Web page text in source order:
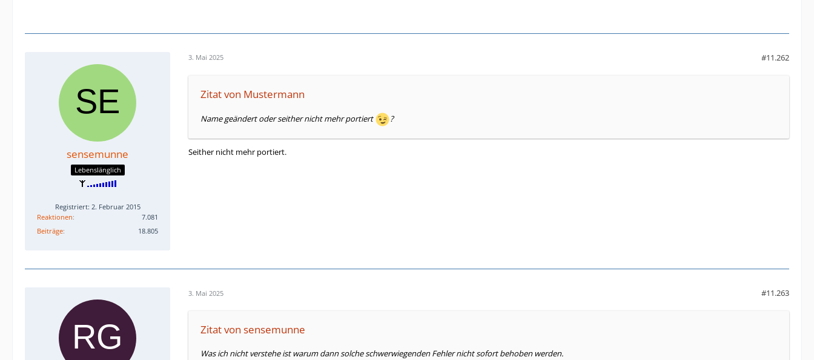
sensemunne
Lebenslänglich
Registriert: 2. Februar 2015
Reaktionen
7.081
Beiträge
18.805
3. Mai 2025 #11.262
Zitat von Mustermann
Name geändert oder seither nicht mehr portiert ?
Seither nicht mehr portiert.
3. Mai 2025 #11.263
Zitat von sensemunne
Was ich nicht verstehe ist warum dann solche schwerwiegenden Fehler nicht sofort behoben werden.